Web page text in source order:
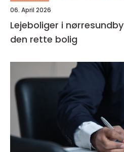
06. April 2026
Lejeboliger i nørresundby sådan finder du
den rette bolig